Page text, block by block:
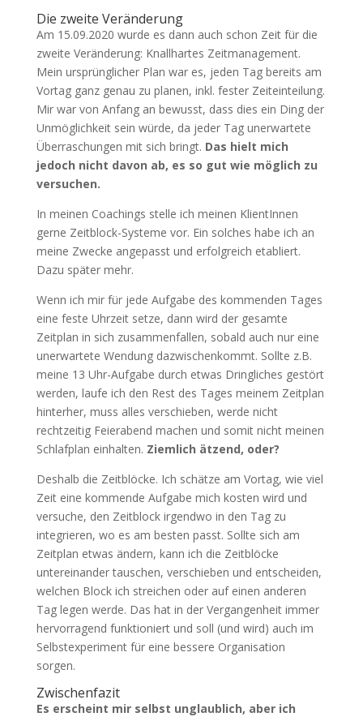
Die zweite Veränderung
Am 15.09.2020 wurde es dann auch schon Zeit für die
zweite Veränderung: Knallhartes Zeitmanagement.
Mein ursprünglicher Plan war es, jeden Tag bereits am
Vortag ganz genau zu planen, inkl. fester Zeiteinteilung.
Mir war von Anfang an bewusst, dass dies ein Ding der
Unmöglichkeit sein würde, da jeder Tag unerwartete
Überraschungen mit sich bringt. Das hielt mich
jedoch nicht davon ab, es so gut wie möglich zu
versuchen.
In meinen Coachings stelle ich meinen KlientInnen
gerne Zeitblock-Systeme vor. Ein solches habe ich an
meine Zwecke angepasst und erfolgreich etabliert.
Dazu später mehr.
Wenn ich mir für jede Aufgabe des kommenden Tages
eine feste Uhrzeit setze, dann wird der gesamte
Zeitplan in sich zusammenfallen, sobald auch nur eine
unerwartete Wendung dazwischenkommt. Sollte z.B.
meine 13 Uhr-Aufgabe durch etwas Dringliches gestört
werden, laufe ich den Rest des Tages meinem Zeitplan
hinterher, muss alles verschieben, werde nicht
rechtzeitig Feierabend machen und somit nicht meinen
Schlafplan einhalten. Ziemlich ätzend, oder?
Deshalb die Zeitblöcke. Ich schätze am Vortag, wie viel
Zeit eine kommende Aufgabe mich kosten wird und
versuche, den Zeitblock irgendwo in den Tag zu
integrieren, wo es am besten passt. Sollte sich am
Zeitplan etwas ändern, kann ich die Zeitblöcke
untereinander tauschen, verschieben und entscheiden,
welchen Block ich streichen oder auf einen anderen
Tag legen werde. Das hat in der Vergangenheit immer
hervorragend funktioniert und soll (und wird) auch im
Selbstexperiment für eine bessere Organisation
sorgen.
Zwischenfazit
Es erscheint mir selbst unglaublich, aber ich